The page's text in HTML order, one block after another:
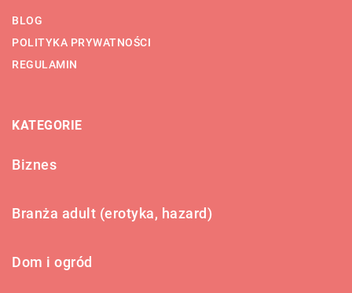
BLOG
POLITYKA PRYWATNOŚCI
REGULAMIN
KATEGORIE
Biznes
Branża adult (erotyka, hazard)
Dom i ogród